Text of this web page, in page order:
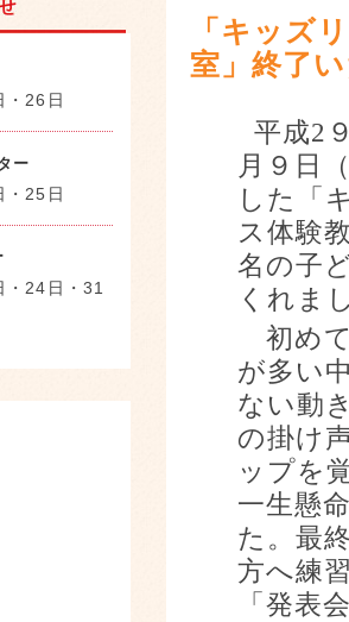
「キッズ
室」終了
平成2
月９日
した「
ス体験
名の子
くれま
初め
が多い
ない動
の掛け
ップを
一生懸
た。最
方へ練
「発表
・26日
ー
・25日
24日・31